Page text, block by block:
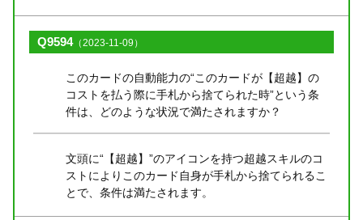
Q9594（2023-11-09）
このカードの自動能力の“このカードが【超越】の
コストを払う際に手札から捨てられた時”という条
件は、どのような状況で満たされますか？
文頭に“【超越】”のアイコンを持つ超越スキルのコ
ストによりこのカード自身が手札から捨てられるこ
とで、条件は満たされます。